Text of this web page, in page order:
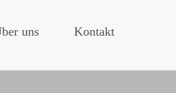
uns Kontakt